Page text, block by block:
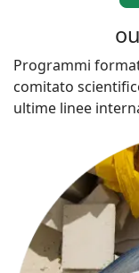
Programmi
comitato
ultime linee